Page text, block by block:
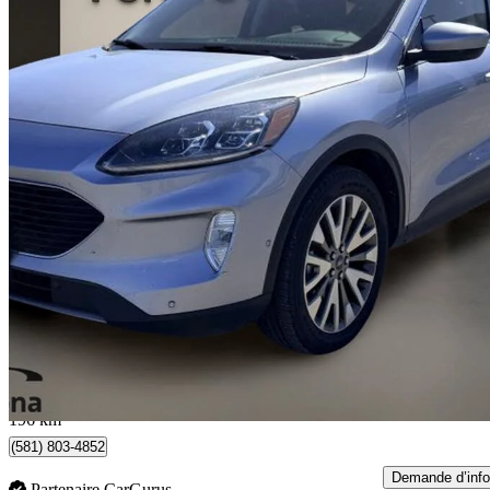
2022 Ford Escape Hybrid
Titanium AWD 90 585 km
22 494 $
395 $/mois env.
Donnacona, QC
196 km
(581) 803-4852
Demande d’info